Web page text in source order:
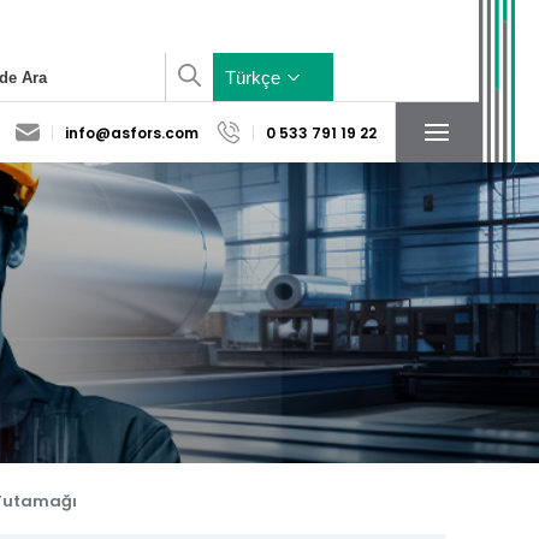
Sosyal Medya
Hesaplarımız
Konum
Türkçe
info@asfors.com 0 533 791 19 22